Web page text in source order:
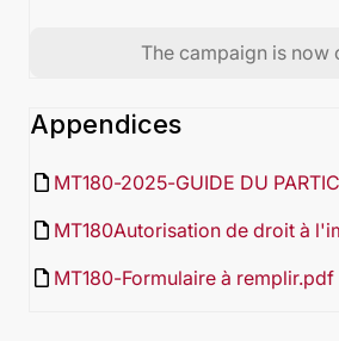
The campaign is now
Appendices
insert_drive_file MT180-2025-GUIDE DU
insert_drive_file MT180Autorisation de droit à
insert_drive_file MT180-Formulaire à remplir.pdf